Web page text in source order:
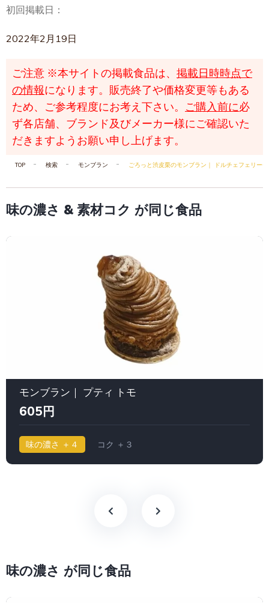
初回掲載日：
2022年2月19日
ご注意 ※本サイトの掲載食品は、 掲載日時時点で
の情報になります。販売終了や価格変更等もある
ため、ご参考程度にお考え下さい。 ご購入前に必
ず各店舗、ブランド及びメーカー様にご確認いた
だきますようお願い申し上げます。
TOP 検索 モンブラン ごろっと渋皮栗のモンブラン｜ ドルチェフェリー
味の濃さ & 素材コク が同じ食品
モンブラン｜ プティ トモ
605円
味の濃さ ＋４ コク ＋３
味の濃さ が同じ食品